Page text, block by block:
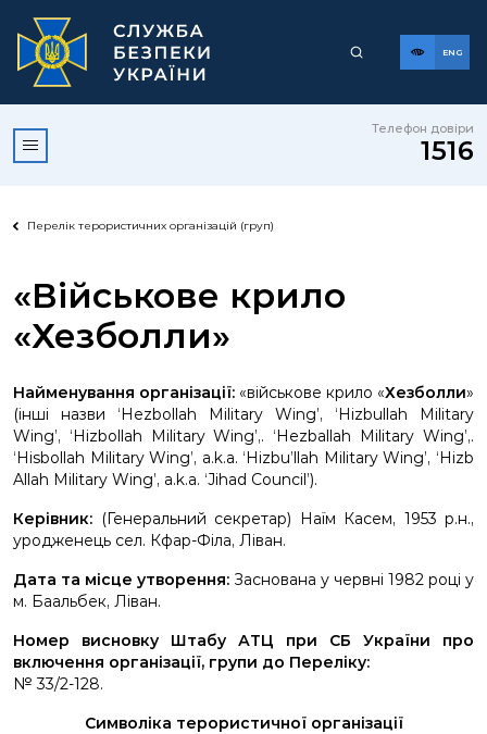
ENG
Телефон довіри
1516
Перелік терористичних організацій (груп)
«Військове крило
«Хезболли»
Найменування організації: «військове крило «Хезболли»
(інші назви ‘Hezbollah Military Wing’, ‘Hizbullah Military
Wing’, ‘Hizbollah Military Wing’,. ‘Hezballah Military Wing’,.
‘Hisbollah Military Wing’, a.k.a. ‘Hizbu’llah Military Wing’, ‘Hizb
Allah Military Wing’, a.k.a. ‘Jihad Council’).
Керівник: (Генеральний секретар) Наїм Касем, 1953 р.н.,
уродженець сел. Кфар-Філа, Ліван.
Дата та місце утворення: Заснована у червні 1982 році у
м. Баальбек, Ліван.
Номер висновку Штабу АТЦ при СБ України про
включення організації, групи до Переліку:
№ 33/2-128.
Символіка терористичної організації